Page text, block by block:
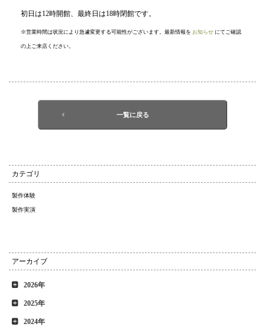
初日は12時開館、最終日は18時閉館です。
※営業時間は状況により急遽変更する可能性がございます。最新情報を お知らせ にてご確認
の上ご来店ください。
一覧に戻る
カテゴリ
製作体験
製作実演
アーカイブ
2026年
2025年
2024年